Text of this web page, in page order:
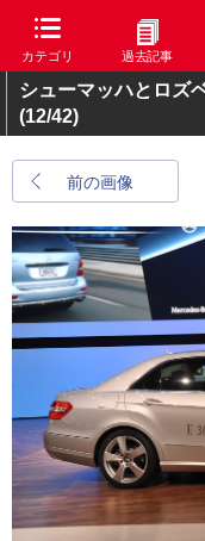
カテゴリ 過去記事
シューマッハとロズ
(12/42)
前の画像